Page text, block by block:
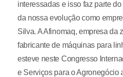
interessadas e isso faz parte
da nossa evolução como
Silva. A Afinomaq, empresa da
fabricante de máquinas para
esteve neste Congresso
e Serviços para o Agronegócio